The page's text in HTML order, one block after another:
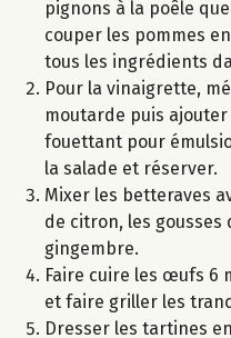
pignons à la poêle
couper les pommes
tous les ingrédients
Pour la vinaigrette,
moutarde puis
fouettant pour
la salade et réserver.
Mixer les betteraves
de citron, les gousses
gingembre.
Faire cuire les œufs 6
et faire griller les
Dresser les tartines